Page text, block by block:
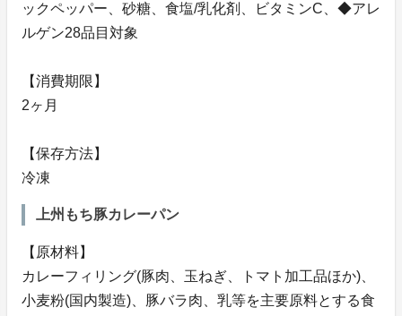
ックペッパー、砂糖、食塩/乳化剤、ビタミンC、◆アレ
ルゲン28品目対象
【消費期限】
2ヶ月
【保存方法】
冷凍
上州もち豚カレーパン
【原材料】
カレーフィリング(豚肉、玉ねぎ、トマト加工品ほか)、
小麦粉(国内製造)、豚バラ肉、乳等を主要原料とする食